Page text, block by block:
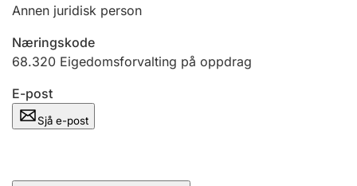
Annen juridisk person
Næringskode
68.320 Eigedomsforvalting på oppdrag
E-post
Sjå e-post